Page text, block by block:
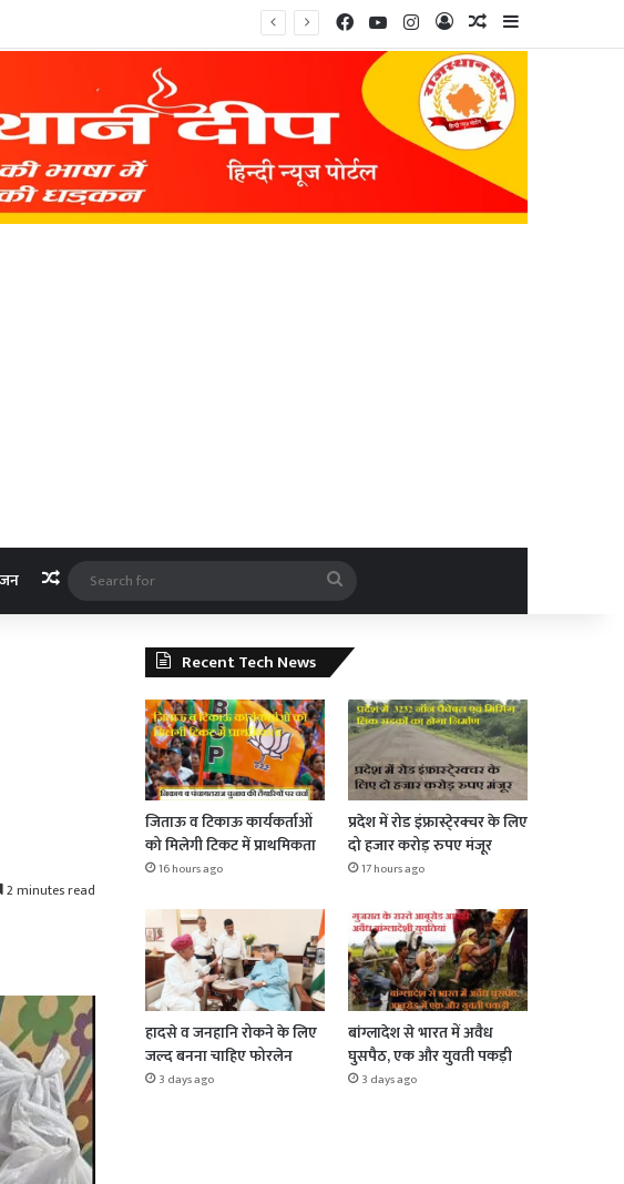
FacebookYouTubeInstagram
Log InRandom Article
Sidebar
Random Article
Search
for
2 minutes read
Recent Tech News
जिताऊ व टिकाऊ कार्यकर्ताओं
को मिलेगी टिकट में प्राथमिकता
16 hours ago
प्रदेश में रोड इंफ्रास्टे्रक्चर के लिए
दो हजार करोड़ रुपए मंजूर
17 hours ago
हादसे व जनहानि रोकने के लिए
जल्द बनना चाहिए फोरलेन
3 days ago
बांग्लादेश से भारत में अवैध
घुसपैठ, एक और युवती पकड़ी
3 days ago